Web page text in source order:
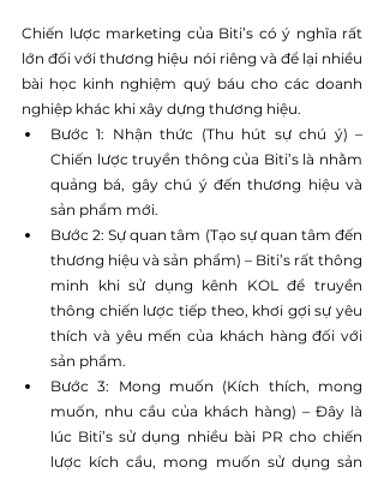
Chiến lược marketing của Biti’s có ý nghĩa rất
lớn đối với thương hiệu nói riêng và để lại nhiều
bài học kinh nghiệm quý báu cho các doanh
nghiệp khác khi xây dựng thương hiệu.
Bước 1: Nhận thức (Thu hút sự chú ý) –
Chiến lược truyền thông của Biti’s là nhằm
quảng bá, gây chú ý đến thương hiệu và
sản phẩm mới.
Bước 2: Sự quan tâm (Tạo sự quan tâm đến
thương hiệu và sản phẩm) – Biti’s rất thông
minh khi sử dụng kênh KOL để truyền
thông chiến lược tiếp theo, khơi gợi sự yêu
thích và yêu mến của khách hàng đối với
sản phẩm.
Bước 3: Mong muốn (Kích thích, mong
muốn, nhu cầu của khách hàng) – Đây là
lúc Biti’s sử dụng nhiều bài PR cho chiến
lược kích cầu, mong muốn sử dụng sản